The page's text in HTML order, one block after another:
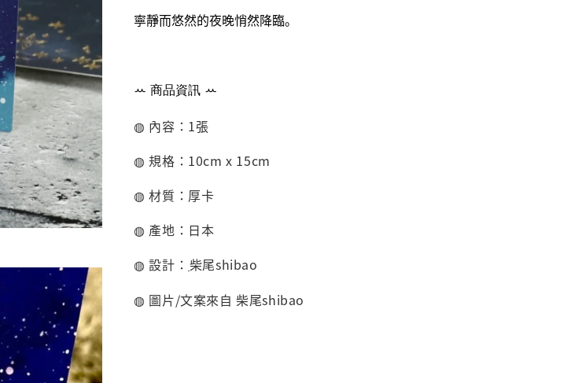
寧靜而悠然的夜晚悄然降臨。
ꕀ商品資訊 ꕀ
◍ 內容：1張
◍ 規格：10cm x 15cm
◍ 材質：厚卡
◍ 產地：日本
◍ 設計： 柴尾shibao
◍ 圖片/文案來自柴尾shibao